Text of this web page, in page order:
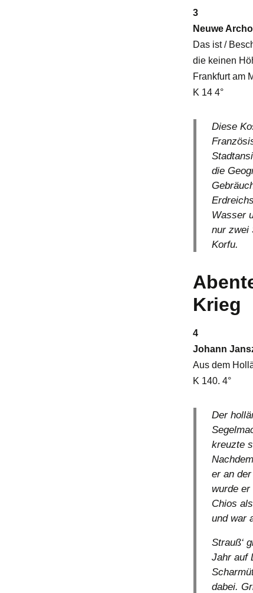
3
Neuwe
Das ist /
die keinen
Frankfurt am
K 14 4°
Diese
die
Wasser
nur zwei
Korfu.
Krieg
4
Johann
Aus dem
K 140. 4°
Der
kreuzte
er an
wurde er
Chios
und war
Strauß‘
Jahr auf
dabei.